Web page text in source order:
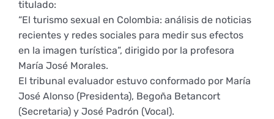
Comisiones
Personal
Empresas
Coordinador y tutores
Renovación acreditación
Memoria verificación
Informes
Impresos y formularios
Documentos
Impresos y formularios
Correo institucional
Delegación de Estudiantes
Primer Encuentro (2025)
Edición 2025 (UVL 2025)
Edición 2026 (UVL 2026)
titulado:
“El turismo sexual en Colombia: análisis de noticias
recientes y redes sociales para medir sus efectos
en la imagen turística”, dirigido por la profesora
María José Morales.
El tribunal evaluador estuvo conformado por María
José Alonso (Presidenta), Begoña Betancort
(Secretaria) y José Padrón (Vocal).